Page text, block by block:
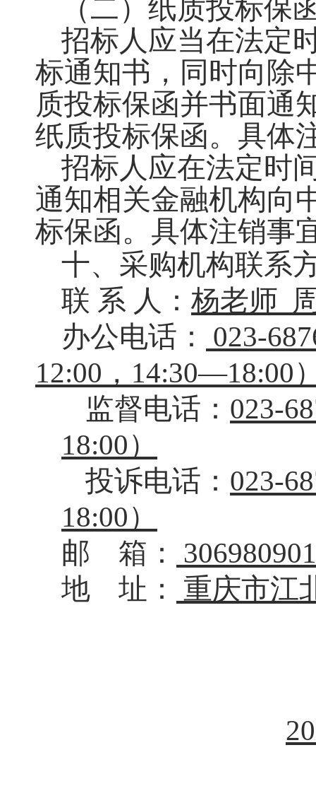
（二） 纸质投标保
招标人应当在法定
标通知书，同时向除
质投标保函并书面通
纸质投标保函。具体
招标人应在法定时
通知相关金融机构向
标保函。具体注销事
十、采购机构联系
联 系 人： 杨老师
办公电话：
023-
12:00，14:30—18:00
监督电话： 023-
18:00）
投诉电话： 023-
18:00）
邮
箱：
地
址： 重庆市江